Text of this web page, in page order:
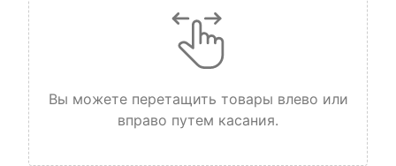
Вы можете перетащить товары влево или
вправо путем касания.